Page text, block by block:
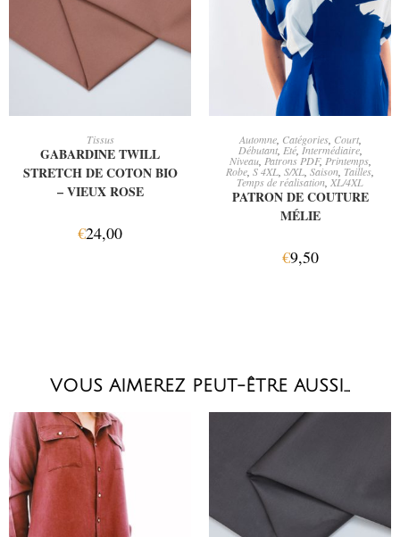
Tissus
GABARDINE TWILL
STRETCH DE COTON BIO
– VIEUX ROSE
€24,00
AJOUTER AU PANIER
Automne, Catégories, Court,
Débutant, Eté, Intermédiaire,
Niveau, Patrons PDF, Printemps,
Robe S 4XL S/XL Saison Tailles
Temps de réalisation XL/4XL
PATRON DE COUTURE
MÉLIE
€9,50
VOUS AIMEREZ PEUT-ÊTRE AUSSI…